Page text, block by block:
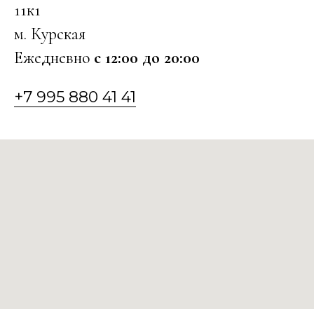
11к1
м. Курская
Ежедневно с 12:00 до 20:00
+7 995 880 41 41